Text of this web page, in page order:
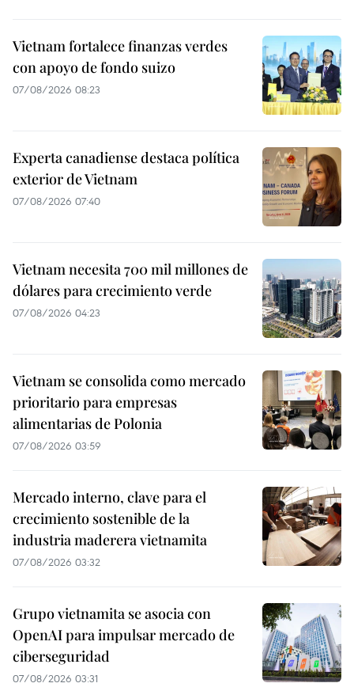
Vietnam fortalece finanzas verdes
con apoyo de fondo suizo
07/08/2026 08:23
Experta canadiense destaca política
exterior de Vietnam
07/08/2026 07:40
Vietnam necesita 700 mil millones de
dólares para crecimiento verde
07/08/2026 04:23
Vietnam se consolida como mercado
prioritario para empresas
alimentarias de Polonia
07/08/2026 03:59
Mercado interno, clave para el
crecimiento sostenible de la
industria maderera vietnamita
07/08/2026 03:32
Grupo vietnamita se asocia con
OpenAI para impulsar mercado de
ciberseguridad
07/08/2026 03:31